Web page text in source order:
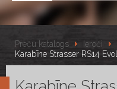
Preču katalogs Ieroči
Karabīne Strasser RS14